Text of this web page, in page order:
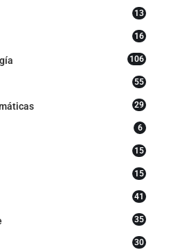
13
16
106
55
29
6
15
15
41
35
30